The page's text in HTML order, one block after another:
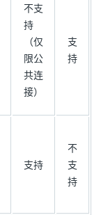
不支
持
（仅
限公
共连
接）
支
持
支持
不
支
持